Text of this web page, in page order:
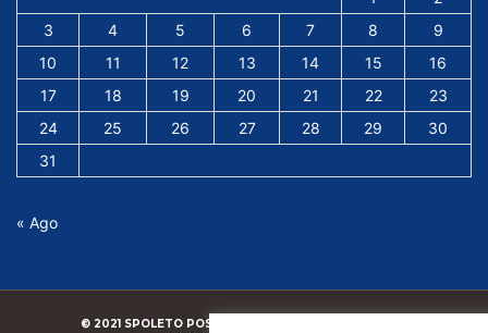
3
4 5 6 7 8
9
10
11 12 13 14 15
16
17
18 19 20 21 22
23
24
25 26 27 28 29
30
31
« Ago
© 2021 SPOLETO POSTE E SERVIZI SRLS |